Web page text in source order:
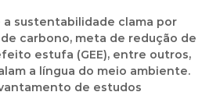
a sustentabilidade clama por
carbono, meta de redução de
estufa (GEE), entre outros,
a língua do meio ambiente.
de estudos